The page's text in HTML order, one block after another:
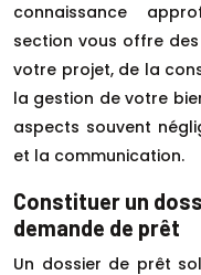
connaissance
section vous offre
votre projet, de la
la gestion de votre
aspects souvent
et la communication.
Constituer un
demande de prêt
Un dossier de prêt